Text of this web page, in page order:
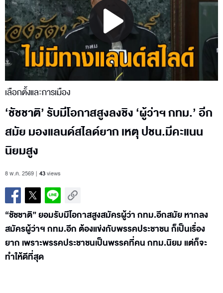
Play
Video
เลือกตั้งและการเมือง
‘ชัชชาติ’ รับมีโอกาสสูงลงชิง ‘ผู้ว่าฯ กทม.’ อีก
สมัย มองแลนด์สไลด์ยาก เหตุ ปชน.มีคะแนน
นิยมสูง
8 พ.ค. 2569 43views
“ชัชชาติ” ยอมรับมีโอกาสสูงสมัครผู้ว่า กทม.อีกสมัย หากลง
สมัครผู้ว่าฯ กทม.อีก ต้องแข่งกับพรรคประชาชน ก็เป็นเรื่อง
ยาก เพราะพรรคประชาชนเป็นพรรคที่คน กทม.นิยม แต่ก็จะ
ทำให้ดีที่สุด